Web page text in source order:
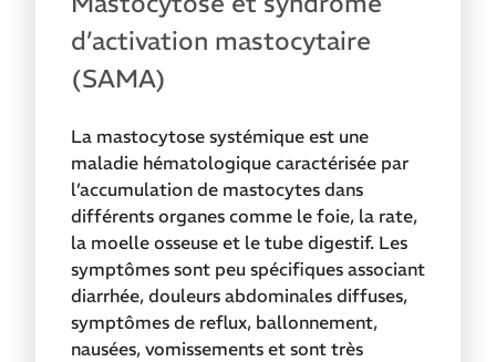
d’activation mastocytaire
(SAMA)
La mastocytose systémique est une
maladie hématologique caractérisée par
l’accumulation de mastocytes dans
différents organes comme le foie, la rate,
la moelle osseuse et le tube digestif. Les
symptômes sont peu spécifiques associant
diarrhée, douleurs abdominales diffuses,
symptômes de reflux, ballonnement,
nausées, vomissements et sont très